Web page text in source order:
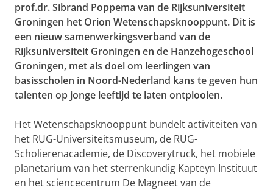
prof.dr. Sibrand Poppema van de Rijksuniversiteit
Groningen het Orion Wetenschapsknooppunt. Dit is
een nieuw samenwerkingsverband van de
Rijksuniversiteit Groningen en de Hanzehogeschool
Groningen, met als doel om leerlingen van
basisscholen in Noord-Nederland kans te geven hun
talenten op jonge leeftijd te laten ontplooien.
Het Wetenschapsknooppunt bundelt activiteiten van
het RUG-Universiteitsmuseum, de RUG-
Scholierenacademie, de Discoverytruck, het mobiele
planetarium van het sterrenkundig Kapteyn Instituut
en het sciencecentrum De Magneet van de